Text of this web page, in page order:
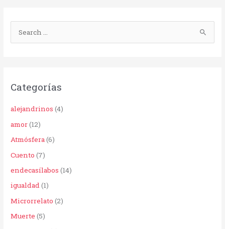
a
o
r
:
Categorías
alejandrinos (4)
amor(12)
Atmósfera(6)
Cuento (7)
endecasílabos (14)
igualdad(1)
Microrrelato (2)
Muerte (5)